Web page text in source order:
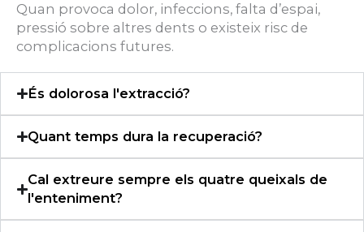
Quan provoca dolor, infeccions, falta d’espai,
pressió sobre altres dents o existeix risc de
complicacions futures.
És dolorosa l'extracció?
Quant temps dura la recuperació?
Cal extreure sempre els quatre queixals de
l'enteniment?